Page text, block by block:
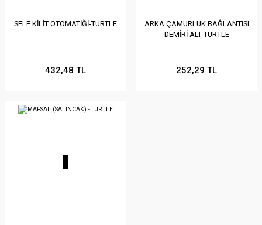
SELE KİLİT OTOMATİĞİ-TURTLE
432,48 TL
ARKA ÇAMURLUK BAĞLANTISI
DEMİRİ ALT-TURTLE
252,29 TL